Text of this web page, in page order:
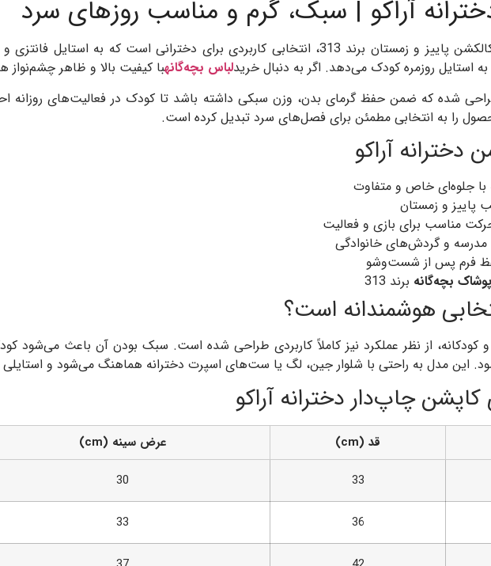
آراکو | سبک، گرم و مناسب روزهای سرد
از کالکشن پاییز و زمستان برند 313، انتخابی کاربردی برای دخترانی است
استایل روزمره کودک می‌دهد. اگر به دنبال خریدلباس بچه‌گانهبا کیفیت بالا و ظاهر چشم‌نواز
شده که ضمن حفظ گرمای بدن، وزن سبکی داشته باشد تا کودک در فعالیت‌های روزانه
را به انتخابی مطمئن برای فصل‌های سرد تبدیل کرده است.
آراکو
با جلوه‌ای خاص و متفاوت
پاییز و زمستان
حرکت مناسب برای بازی و فعالیت
مدرسه و گردش‌های خانوادگی
فرم پس از شست‌وشو
پوشاک بچه‌گانه برند 313
هوشمندانه است؟
و کودکانه، از نظر عملکرد نیز کاملاً کاربردی طراحی شده است. سبک بودن آن باعث
این مدل به راحتی با شلوار جین، لگ یا ست‌های اسپرت دخترانه هماهنگ می‌شود و
چاپ‌دار دخترانه آراکو
قد (cm)
عرض سینه (cm)
33
30
36
33